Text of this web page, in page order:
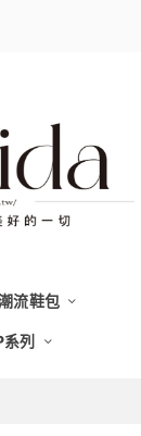
流鞋包
列